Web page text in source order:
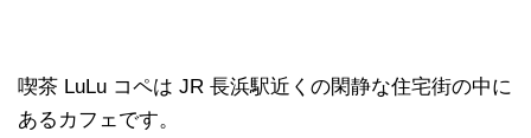
喫茶 LuLu コペは JR 長浜駅近くの閑静な住宅街の中に
あるカフェです。